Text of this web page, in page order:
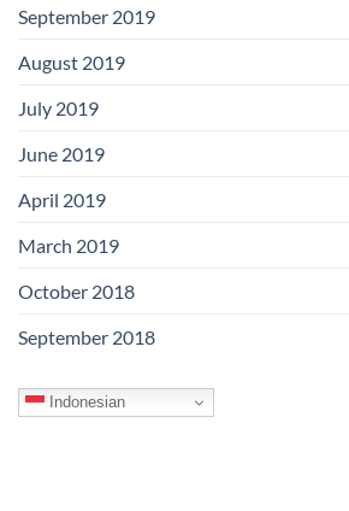
September 2019
August 2019
July 2019
June 2019
April 2019
March 2019
October 2018
September 2018
Indonesian